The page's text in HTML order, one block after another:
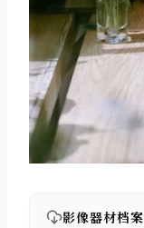
影像器材档案